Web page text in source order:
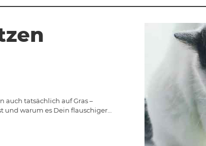
auch tatsächlich auf Gras –
und warum es Dein flauschiger…